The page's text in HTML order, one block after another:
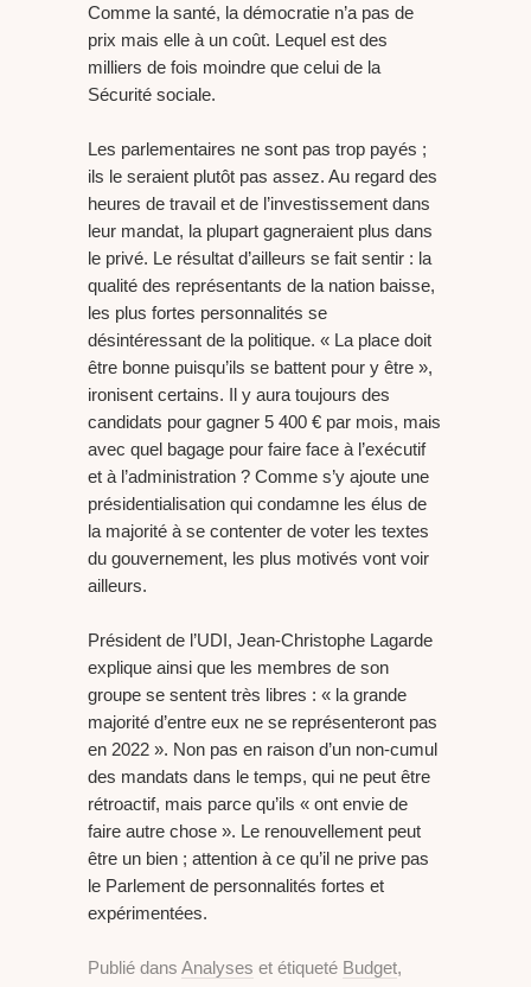
Comme la santé, la démocratie n’a pas de
prix mais elle à un coût. Lequel est des
milliers de fois moindre que celui de la
Sécurité sociale.
Les parlementaires ne sont pas trop payés ;
ils le seraient plutôt pas assez. Au regard des
heures de travail et de l’investissement dans
leur mandat, la plupart gagneraient plus dans
le privé. Le résultat d’ailleurs se fait sentir : la
qualité des représentants de la nation baisse,
les plus fortes personnalités se
désintéressant de la politique. « La place doit
être bonne puisqu’ils se battent pour y être »,
ironisent certains. Il y aura toujours des
candidats pour gagner 5 400 € par mois, mais
avec quel bagage pour faire face à l’exécutif
et à l’administration ? Comme s’y ajoute une
présidentialisation qui condamne les élus de
la majorité à se contenter de voter les textes
du gouvernement, les plus motivés vont voir
ailleurs.
Président de l’UDI, Jean-Christophe Lagarde
explique ainsi que les membres de son
groupe se sentent très libres : « la grande
majorité d’entre eux ne se représenteront pas
en 2022 ». Non pas en raison d’un non-cumul
des mandats dans le temps, qui ne peut être
rétroactif, mais parce qu’ils « ont envie de
faire autre chose ». Le renouvellement peut
être un bien ; attention à ce qu’il ne prive pas
le Parlement de personnalités fortes et
expérimentées.
Publié dans Analyses et étiqueté Budget,